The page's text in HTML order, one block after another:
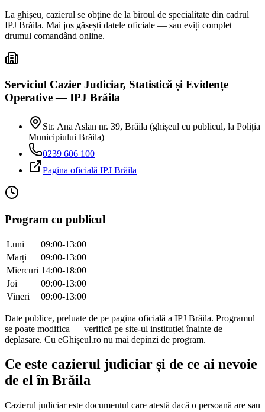
La ghișeu, cazierul se obține de la biroul de specialitate din cadrul
IPJ Brăila. Mai jos găsești datele oficiale — sau eviți complet
drumul comandând online.
Serviciul Cazier Judiciar, Statistică și Evidențe
Operative — IPJ Brăila
Str. Ana Aslan nr. 39, Brăila (ghișeul cu publicul, la Poliția
Municipiului Brăila)
0239 606 100
Pagina oficială IPJ Brăila
Program cu publicul
Luni
09:00-13:00
Marți
09:00-13:00
Miercuri 14:00-18:00
Joi
09:00-13:00
Vineri
09:00-13:00
Date publice, preluate de pe pagina oficială a IPJ Brăila. Programul
se poate modifica — verifică pe site-ul instituției înainte de
deplasare. Cu eGhișeul.ro nu mai depinzi de program.
Ce este cazierul judiciar și de ce ai nevoie
de el în Brăila
Cazierul judiciar este documentul care atestă dacă o persoană are sau